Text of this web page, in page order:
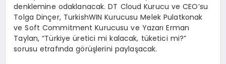
denklemine odaklanacak. DT Cloud Kurucu ve CEO’su
Tolga Dinçer, TurkishWIN Kurucusu Melek Pulatkonak
ve Soft Commitment Kurucusu ve Yazarı Erman
Taylan, “Türkiye üretici mi kalacak, tüketici mi?”
sorusu etrafında görüşlerini paylaşacak.